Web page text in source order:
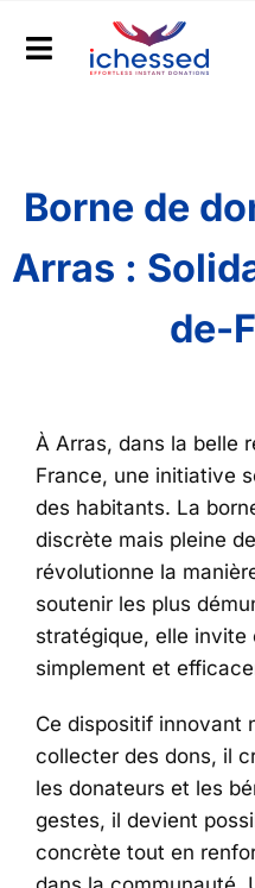
Toggle
Secteurs d'activités
Tarifs
Borne de
Arras :
de-
À Arras, dans la belle
France, une initiative
des habitants. La
discrète mais pleine
révolutionne la
soutenir les plus
stratégique, elle
simplement et
Ce dispositif innovant
collecter des dons, il
les donateurs et les
gestes, il devient
concrète tout en